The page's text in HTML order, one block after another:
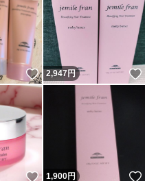
いいね！
2,947円
いいね！
1,900円